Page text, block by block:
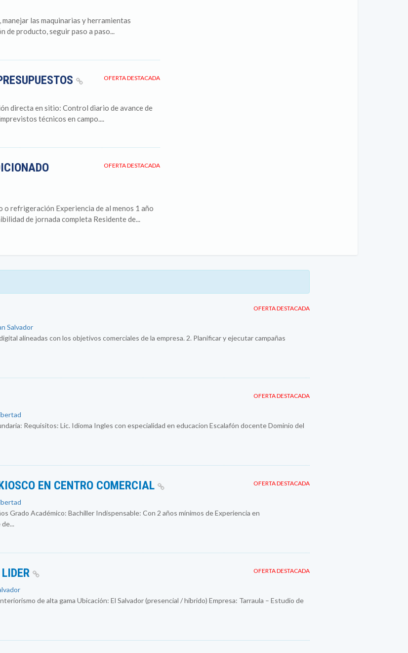
las maquinarias y herramientas
de producto, seguir paso a paso...
OFERTA DESTACADA
directa en sitio: Control diario de avance de
técnicos en campo....
OFERTA DESTACADA
refrigeración Experiencia de al menos 1 año
de jornada completa Residente de...
OFERTA DESTACADA
Salvador
alineadas con los objetivos comerciales de la empresa. 2. Planificar y ejecutar campañas
OFERTA DESTACADA
Requisitos: Lic. Idioma Ingles con especialidad en educacion Escalafón docente Dominio del
OFERTA DESTACADA
EN CENTRO COMERCIAL
Grado Académico: Bachiller Indispensable: Con 2 años mínimos de Experiencia en
OFERTA DESTACADA
de alta gama Ubicación: El Salvador (presencial / híbrido) Empresa: Tarraula – Estudio de